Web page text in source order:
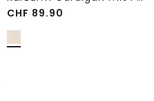
CHF 89.90